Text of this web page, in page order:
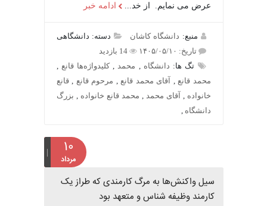
عرض می نمایم. از خد...
ادامه خبر
منبع:دانشگاه کاشان
دسته: دانشگاهی
تاریخ: ۱۴۰۵/۰۵/۱۰
14 بازدید
تگ ها:دانشگاه,محمد ,کلیدواژه‌ها قانع,
محمد قانع,آقای محمد قانع,مرحوم قانع,قانع
,آقای محمد,محمد قانع خانواده ,بزرگ
دانشگاه,
مرداد
سیل واکنش‌ها به مرگ کارمندی که طراز یک
کارمند وظیفه شناس و متعهد بود